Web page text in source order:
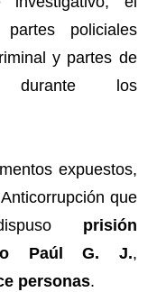
policiales
y partes de
durante los
expuestos,
que
prisión
Paúl G. J.,
personas.